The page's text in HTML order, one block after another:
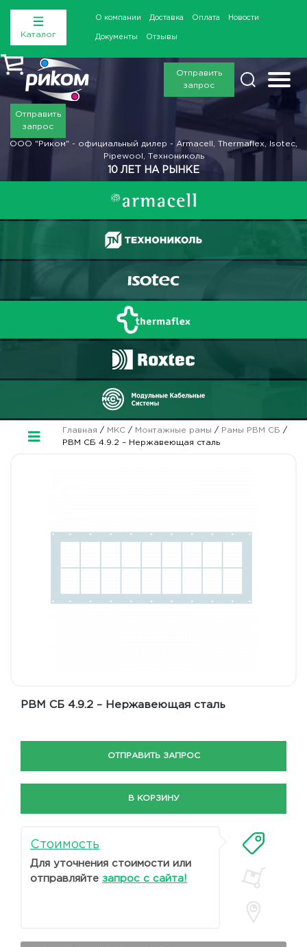
Каталог
О компании Доставка Оплата Новости
Документы Отзывы
Отправить
запрос
Отправить
запрос
ООО "Риком" - официальный дилер - Armacell, Thermaflex, Isotec,
Pipewool, Технониколь
10 ЛЕТ НА РЫНКЕ
Главная / МКС/ Монтажные рамы / Рамы РВМ СБ /
РВМ СБ 4.9.2 – Нержавеющая сталь
РВМ СБ 4.9.2 – Нержавеющая сталь
ОТПРАВИТЬ ЗАПРОС
В КОРЗИНУ
Стоимость
Для уточнения стоимости или
отправляйте запрос с сайта!